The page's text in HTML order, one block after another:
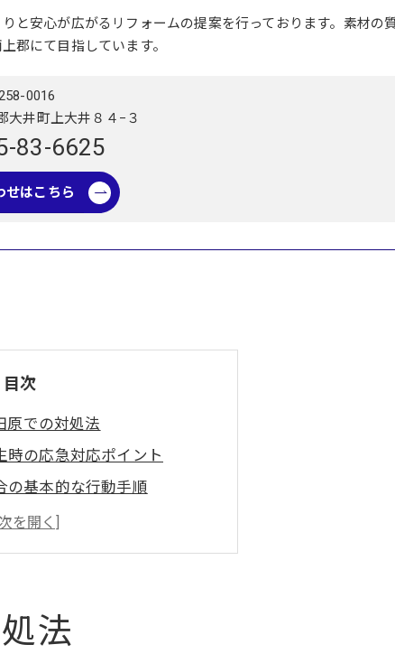
と安心が広がるリフォームの提案を行っております。素材の
郡にて目指しています。
0016
大井町上大井８４−３
83-6625
せはこちら
目次
原での対処法
時の応急対応ポイント
の基本的な行動手順
できるか判断する方法
相談できる依頼先の選び方
交換する手順
で交換する基本手順
法